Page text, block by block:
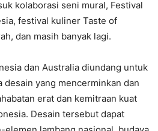
kolaborasi seni mural, Festival
festival kuliner Taste of
dan masih banyak lagi.
dan Australia diundang untuk
desain yang mencerminkan dan
erat dan kemitraan kuat
Desain tersebut dapat